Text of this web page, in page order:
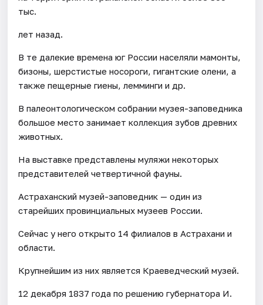
тыс.
лет назад.
В те далекие времена юг России населяли мамонты,
бизоны, шерстистые носороги, гигантские олени, а
также пещерные гиены, лемминги и др.
В палеонтологическом собрании музея-заповедника
большое место занимает коллекция зубов древних
животных.
На выставке представлены муляжи некоторых
представителей четвертичной фауны.
Астраханский музей-заповедник — один из
старейших провинциальных музеев России.
Сейчас у него открыто 14 филиалов в Астрахани и
области.
Крупнейшим из них является Краеведческий музей.
12 декабря 1837 года по решению губернатора И.